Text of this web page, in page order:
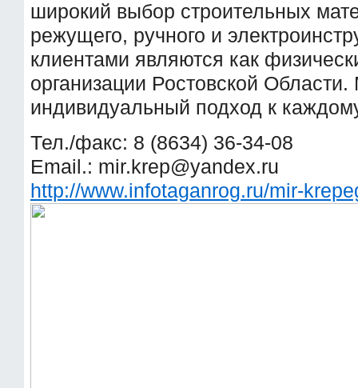
широкий выбор строительных
режущего, ручного и
клиентами являются как
организации Ростовской
индивидуальный подход к
Тел./факс: 8 (8634) 36-34-08
Email.: mir.krep@yandex.ru
http://www.infotaganrog.ru/mir-